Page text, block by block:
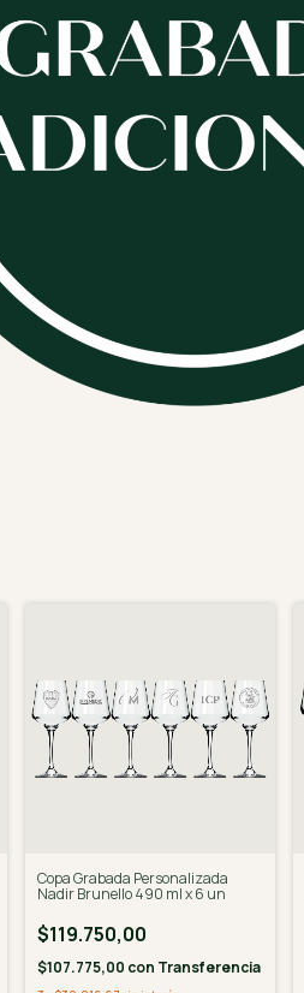
Copa Grabada Personalizada
Nadir Brunello 490 ml x 6 un
$119.750,00
$107.775,00 con Transferencia